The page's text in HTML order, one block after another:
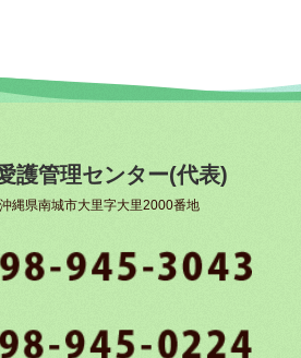
護管理センター(代表)
県南城市大里字大里2000番地